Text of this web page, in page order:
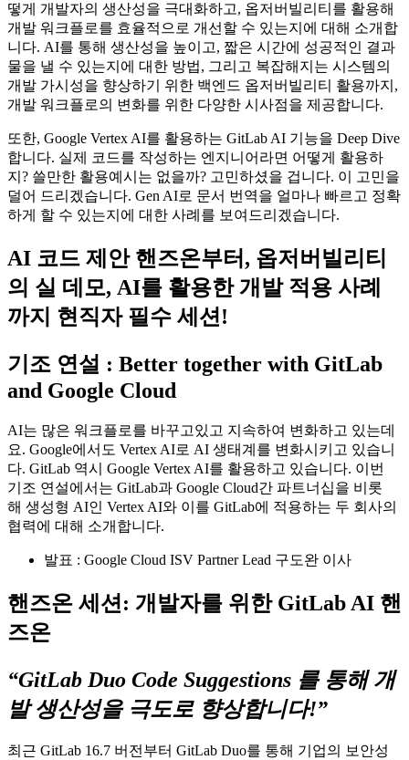
떻게 개발자의 생산성을 극대화하고, 옵저버빌리티를 활용해
개발 워크플로를 효율적으로 개선할 수 있는지에 대해 소개합
니다. AI를 통해 생산성을 높이고, 짧은 시간에 성공적인 결과
물을 낼 수 있는지에 대한 방법, 그리고 복잡해지는 시스템의
개발 가시성을 향상하기 위한 백엔드 옵저버빌리티 활용까지,
개발 워크플로의 변화를 위한 다양한 시사점을 제공합니다.
또한, Google Vertex AI를 활용하는 GitLab AI 기능을 Deep Dive
합니다. 실제 코드를 작성하는 엔지니어라면 어떻게 활용하
지? 쓸만한 활용예시는 없을까? 고민하셨을 겁니다. 이 고민을
덜어 드리겠습니다. Gen AI로 문서 번역을 얼마나 빠르고 정확
하게 할 수 있는지에 대한 사례를 보여드리겠습니다.
AI 코드 제안 핸즈온부터, 옵저버빌리티
의 실 데모, AI를 활용한 개발 적용 사례
까지 현직자 필수 세션!
기조 연설 : Better together with GitLab
and Google Cloud
AI는 많은 워크플로를 바꾸고있고 지속하여 변화하고 있는데
요. Google에서도 Vertex AI로 AI 생태계를 변화시키고 있습니
다. GitLab 역시 Google Vertex AI를 활용하고 있습니다. 이번
기조 연설에서는 GitLab과 Google Cloud간 파트너십을 비롯
해 생성형 AI인 Vertex AI와 이를 GitLab에 적용하는 두 회사의
협력에 대해 소개합니다.
발표 : Google Cloud ISV Partner Lead 구도완 이사
핸즈온 세션: 개발자를 위한 GitLab AI 핸
즈온
“GitLab Duo Code Suggestions 를 통해 개
발 생산성을 극도로 향상합니다!”
최근 GitLab 16.7 버전부터 GitLab Duo를 통해 기업의 보안성